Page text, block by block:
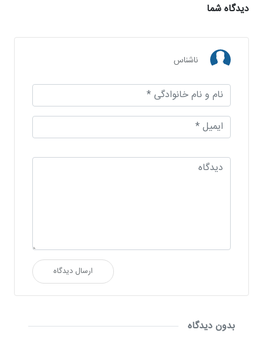
دیدگاه شما
ناشناس
ارسال دیدگاه
بدون دیدگاه